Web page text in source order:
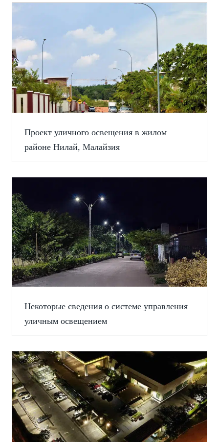
Проект уличного освещения в жилом
районе Нилай, Малайзия
Некоторые сведения о системе управления
уличным освещением